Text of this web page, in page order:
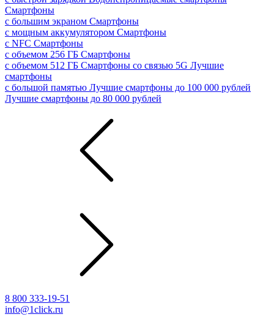
Смартфоны
с большим экраном Смартфоны
с мощным аккумулятором Смартфоны
с NFC Смартфоны
с объемом 256 ГБ Смартфоны
с объемом 512 ГБ Смартфоны со связью 5G Лучшие
смартфоны
с большой памятью Лучшие смартфоны до 100 000 рублей
Лучшие смартфоны до 80 000 рублей
8 800 333-19-51
info@1click.ru